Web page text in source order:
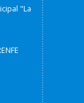
"La